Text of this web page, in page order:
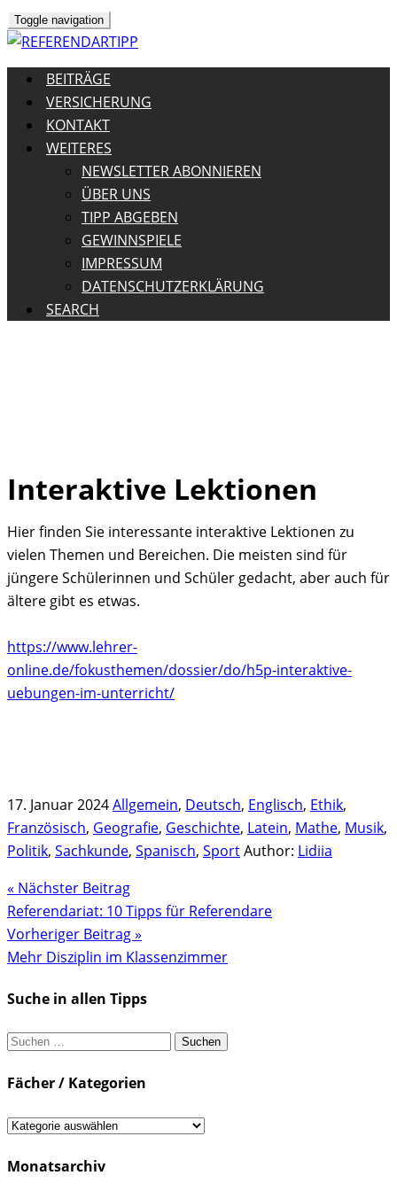
Toggle navigation
BEITRÄGE
VERSICHERUNG
KONTAKT
WEITERES
NEWSLETTER ABONNIEREN
ÜBER UNS
TIPP ABGEBEN
GEWINNSPIELE
IMPRESSUM
DATENSCHUTZERKLÄRUNG
SEARCH
Skip
content
Interaktive Lektionen
Hier finden Sie interessante interaktive Lektionen zu
vielen Themen und Bereichen. Die meisten sind für
jüngere Schülerinnen und Schüler gedacht, aber auch für
ältere gibt es etwas.
https://www.lehrer-
online.de/fokusthemen/dossier/do/h5p-interaktive-
uebungen-im-unterricht/
17. Januar 2024Allgemein, Deutsch, Englisch, Ethik,
Französisch, Geografie, Geschichte, Latein, Mathe, Musik,
Politik, Sachkunde, Spanisch, SportAuthor: Lidiia
« Nächster Beitrag
Referendariat: 10 Tipps für Referendare
Vorheriger Beitrag »
Mehr Disziplin im Klassenzimmer
Suche in allen Tipps
Suchen
Fächer / Kategorien
Fächer
Kategorien
Monatsarchiv